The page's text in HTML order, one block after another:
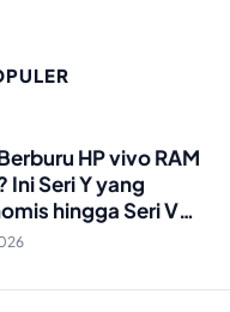
HP vivo RAM
Ini Seri Y yang
hingga Seri V
Militer!